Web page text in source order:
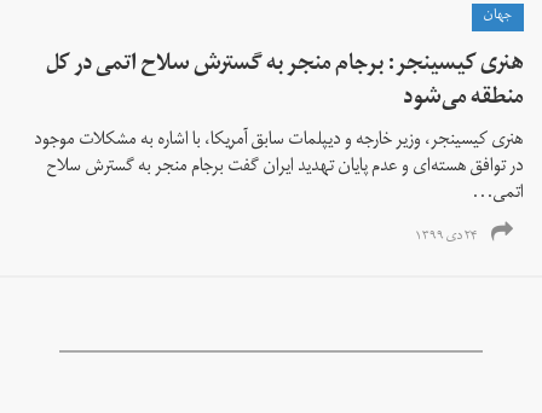
جهان
هنری کیسینجر: برجام منجر به گسترش سلاح اتمی در کل
منطقه می‌شود
هنری کیسینجر،‌ وزیر خارجه و دیپلمات سابق آمریکا، با اشاره به مشکلات موجود
در توافق هسته‌ای و عدم پایان تهدید ایران گفت برجام منجر به گسترش سلاح
اتمی...
۲۴ دی ۱۳۹۹